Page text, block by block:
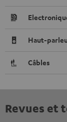
Haut-
Câbles
Revues et